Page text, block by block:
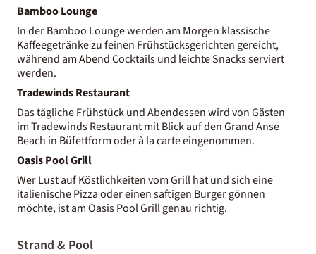
Bamboo Lounge
In der Bamboo Lounge werden am Morgen klassische
Kaffeegetränke zu feinen Frühstücksgerichten gereicht,
während am Abend Cocktails und leichte Snacks serviert
werden.
Tradewinds Restaurant
Das tägliche Frühstück und Abendessen wird von Gästen
im Tradewinds Restaurant mit Blick auf den Grand Anse
Beach in Büfettform oder à la carte eingenommen.
Oasis Pool Grill
Wer Lust auf Köstlichkeiten vom Grill hat und sich eine
italienische Pizza oder einen saftigen Burger gönnen
möchte, ist am Oasis Pool Grill genau richtig.
Strand & Pool